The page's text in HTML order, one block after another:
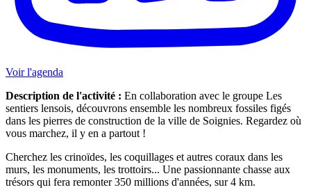
Voir l'agenda
Description de l'activité : En collaboration avec le groupe Les
sentiers lensois, découvrons ensemble les nombreux fossiles figés
dans les pierres de construction de la ville de Soignies. Regardez où
vous marchez, il y en a partout !
Cherchez les crinoïdes, les coquillages et autres coraux dans les
murs, les monuments, les trottoirs... Une passionnante chasse aux
trésors qui fera remonter 350 millions d'années, sur 4 km.